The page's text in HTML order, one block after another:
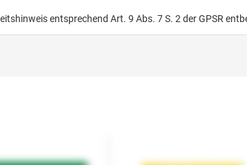
entsprechend Art. 9 Abs. 7 S. 2 der GPSR